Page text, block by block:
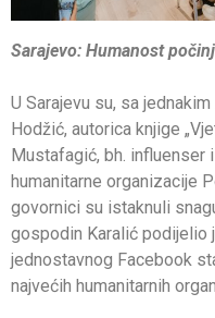
Sarajevo: Humanost
U Sarajevu su, sa
Hodžić, autorica knjige
Mustafagić, bh. influenser
humanitarne organizacije
govornici su istaknuli
gospodin Karalić podijelio
jednostavnog Facebook
najvećih humanitarnih